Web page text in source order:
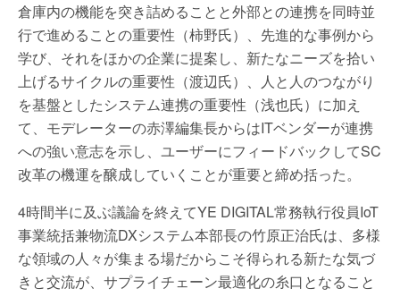
倉庫内の機能を突き詰めることと外部との連携を同時並
行で進めることの重要性（柿野氏）、先進的な事例から
学び、それをほかの企業に提案し、新たなニーズを拾い
上げるサイクルの重要性（渡辺氏）、人と人のつながり
を基盤としたシステム連携の重要性（浅也氏）に加え
て、モデレーターの赤澤編集長からはITベンダーが連携
への強い意志を示し、ユーザーにフィードバックしてSC
改革の機運を醸成していくことが重要と締め括った。
4時間半に及ぶ議論を終えてYE DIGITAL常務執行役員IoT
事業統括兼物流DXシステム本部長の竹原正治氏は、多様
な領域の人々が集まる場だからこそ得られる新たな気づ
きと交流が、サプライチェーン最適化の糸口となること